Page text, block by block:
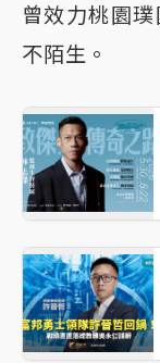
曾效力桃園
不陌生。